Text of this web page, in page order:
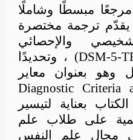
مبسطًا وشاملًا
ترجمة مختصرة
والإحصائي
(DSM-5- ، وتحديدًا
وهو بعنوان معاير
Diagnostic Criteria
بعناية لتيسير
على طلاب علم
مجال علم النفس